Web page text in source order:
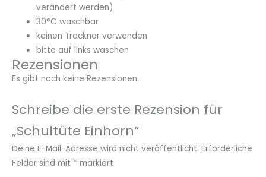
verändert werden)
30°C waschbar
keinen Trockner verwenden
bitte auf links waschen
Rezensionen
Es gibt noch keine Rezensionen.
Schreibe die erste Rezension für
„Schultüte Einhorn“
Deine E-Mail-Adresse wird nicht veröffentlicht. Erforderliche
Felder sind mit * markiert